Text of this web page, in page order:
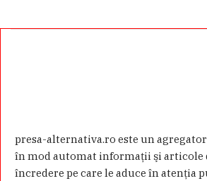
presa-alternativa.ro este un
în mod automat informaţii şi articole
încredere pe care le aduce în atenţia